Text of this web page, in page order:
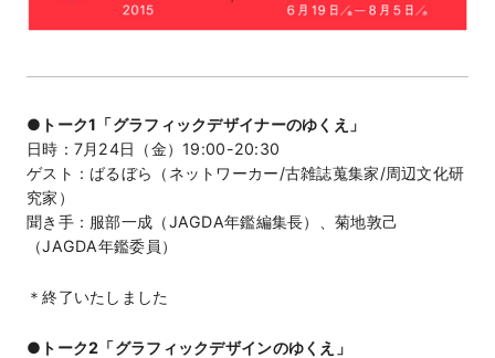
●トーク1「グラフィックデザイナーのゆくえ」
日時：7月24日（金）19:00-20:30
ゲスト：ばるぼら（ネットワーカー/古雑誌蒐集家/周辺文化研
究家）
聞き手：服部一成（JAGDA年鑑編集長）、菊地敦己
（JAGDA年鑑委員）
＊終了いたしました
●トーク2「グラフィックデザインのゆくえ」